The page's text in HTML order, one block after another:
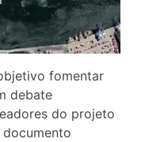
fomentar
debate
do projeto